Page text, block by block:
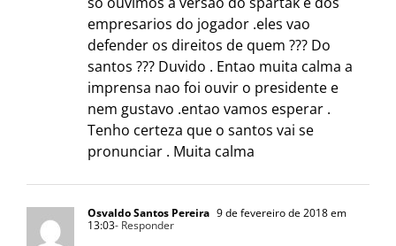
empresarios do jogador .eles vao
defender os direitos de quem ??? Do
santos ??? Duvido . Entao muita calma a
imprensa nao foi ouvir o presidente e
nem gustavo .entao vamos esperar .
Tenho certeza que o santos vai se
pronunciar . Muita calma
Osvaldo Santos Pereira 9 de fevereiro de 2018 em
13:03- Responder